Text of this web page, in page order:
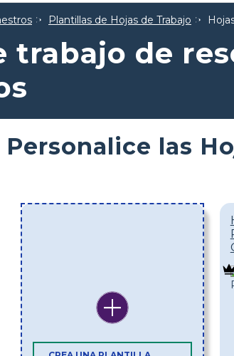
Plantillas de Hojas de Trabajo
trabajo de
Personalice las